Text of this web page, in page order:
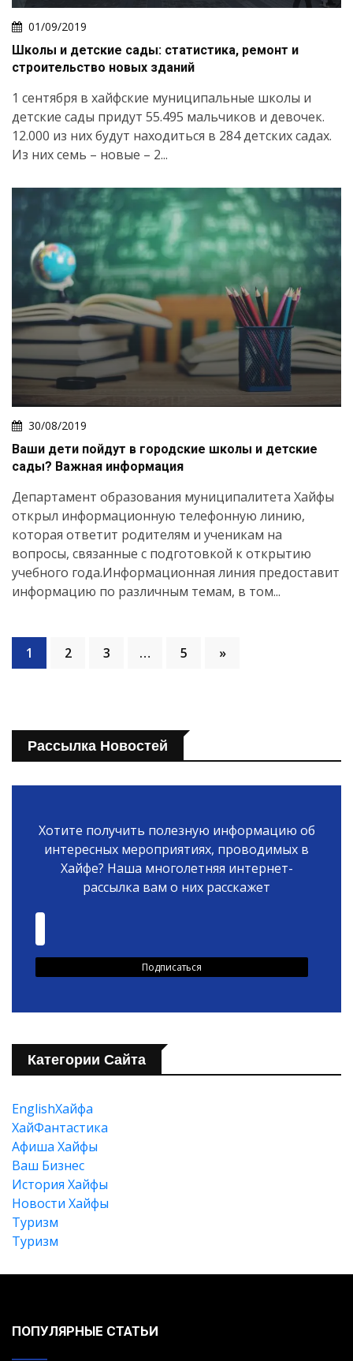
Искать
01/09/2019
Школы и детские сады: статистика, ремонт и
строительство новых зданий
1 сентября в хайфские муниципальные школы и
детские сады придут 55.495 мальчиков и девочек.
12.000 из них будут находиться в 284 детских садах.
Из них семь – новые – 2...
30/08/2019
Ваши дети пойдут в городские школы и детские
сады? Важная информация
Департамент образования муниципалитета Хайфы
открыл информационную телефонную линию,
которая ответит родителям и ученикам на
вопросы, связанные с подготовкой к открытию
учебного года.Информационная линия предоставит
информацию по различным темам, в том...
1 2 3 … 5 »
Рассылка Новостей
Хотите получить полезную информацию об
интересных мероприятиях, проводимых в
Хайфе? Наша многолетняя интернет-
рассылка вам о них расскажет
Категории Сайта
EnglishХайфа
XайФантастика
Афиша Хайфы
Ваш Бизнес
История Хайфы
Новости Хайфы
Туризм
Туризм
ПОПУЛЯРНЫЕ СТАТЬИ